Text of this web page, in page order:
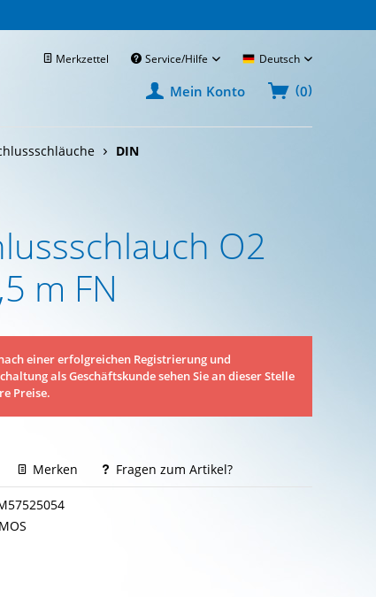
Merkzettel Service/Hilfe Deutsch
Mein Konto (0)
DIN
O2
m FN
einer erfolgreichen Registrierung und
als Geschäftskunde sehen Sie an dieser Stelle
Preise.
Merken Fragen zum Artikel?